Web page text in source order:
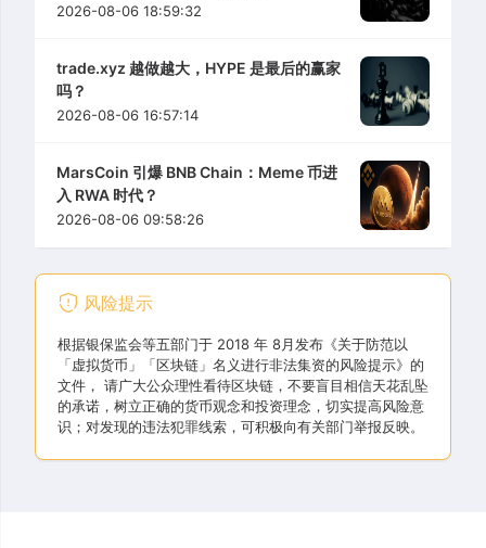
2026-08-06 18:59:32
trade.xyz 越做越大，HYPE 是最后的赢家
吗？
2026-08-06 16:57:14
MarsCoin 引爆 BNB Chain：Meme 币进
入 RWA 时代？
2026-08-06 09:58:26
风险提示
根据银保监会等五部门于 2018 年 8月发布《关于防范以
「虚拟货币」「区块链」名义进行非法集资的风险提示》的
文件， 请广大公众理性看待区块链，不要盲目相信天花乱坠
的承诺，树立正确的货币观念和投资理念，切实提高风险意
识；对发现的违法犯罪线索，可积极向有关部门举报反映。